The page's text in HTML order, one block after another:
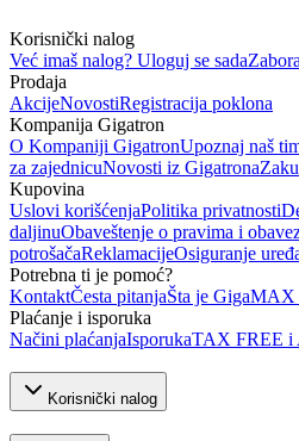
Korisnički nalog
Već imaš nalog? Uloguj se sada
Prodaja
AkcijeNovostiRegistracija poklona
Kompanija Gigatron
O Kompaniji GigatronUpoznaj naš
za zajednicuNovosti iz Gigatrona
Kupovina
Uslovi korišćenjaPolitika privatnosti
daljinuObaveštenje o pravima i
potrošačaReklamacijeOsiguranje
Potrebna ti je pomoć?
KontaktČesta pitanjaŠta je GigaMAX
Plaćanje i isporuka
Načini plaćanjaIsporukaTAX FREE i
Korisnički nalog